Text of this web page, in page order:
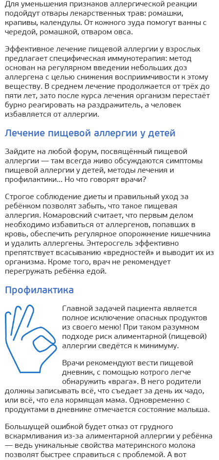
Для уменьшения признаков аллергической реакции
подойдут отвары лекарственных трав: ромашки,
крапивы, календулы. От кожного зуда помогут ванны с
чередой, ромашкой, отваром овса.
Эффективное лечение пищевой аллергии у взрослых
предлагает специфическая иммунотерапия: метод
основан на регулярном введении небольших доз
аллергена с целью снижения восприимчивости к этому
веществу. В среднем лечение продолжается от трёх до
пяти лет, зато после курса лечения организм перестаёт
бурно реагировать на раздражитель, а человек
избавляется от аллергии.
Лечение пищевой аллергии у детей
Зайдите на любой форум, посвящённый пищевой
аллергии — там всегда живо обсуждаются симптомы
пищевой аллергии у детей, методы лечения и
профилактики... Но что говорят врачи?
Строгое соблюдение диеты и правильный уход за
ребёнком позволят забыть, что такое пищевая
аллергия. Комаровский считает, что первым делом
необходимо избавиться от аллергенов, попавших в
кровь, обеспечить регулярное опорожнение кишечника
и удалить аллергены. Энтеросгель эффективно
препятствует всасыванию «вредностей» и выводит их из
организма. Кроме того, врач не рекомендует
перегружать ребёнка едой.
Профилактика
Главной задачей пациента является
полное исключение опасных продуктов
из своего меню! При таком разумном
подходе риск алиментарной (пищевой)
аллергии сведётся к минимуму.
Врачи рекомендуют вести пищевой
дневник, с помощью котрого легче
обнаружить «врага». В него родители
должны записывать всё, что съедает за день их чадо,
или всё, что ела кормящая мама. Одновременно с
продуктами в дневнике отмечается состояние малыша.
Большущей ошибкой будет отказ от грудного
вскармливания из-за алиментарной аллергии у ребёнка
— ведь уникальные свойства материнского молока
позволят быстрее справиться с проблемой. А вот